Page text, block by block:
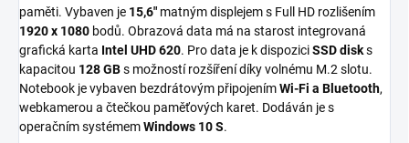
paměti. Vybaven je 15,6" matným displejem s Full HD rozlišením
1920 x 1080 bodů. Obrazová data má na starost integrovaná
grafická karta Intel UHD 620. Pro data je k dispoziciSSD disks
kapacitou 128 GBs možností rozšíření díky volnému M.2 slotu.
Notebook je vybaven bezdrátovým připojenímWi-Fi a Bluetooth,
webkamerou a čtečkou paměťových karet. Dodáván je s
operačním systémemWindows 10 S.